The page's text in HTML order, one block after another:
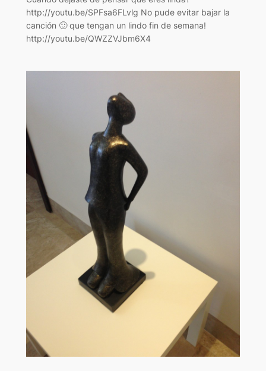
http://youtu.be/SPFsa6FLvlg No pude evitar bajar la
canción 🙂 que tengan un lindo fin de semana!
http://youtu.be/QWZZVJbm6X4